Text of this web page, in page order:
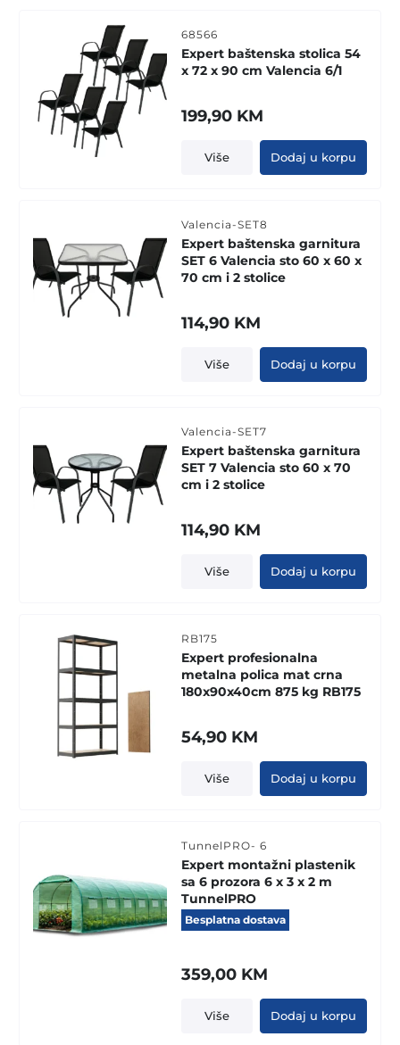
68566
Expert baštenska stolica 54
x 72 x 90 cm Valencia 6/1
199,90 KM
Više Dodaj u korpu
Valencia-SET8
Expert baštenska garnitura
SET 6 Valencia sto 60 x 60 x
70 cm i 2 stolice
114,90 KM
Više Dodaj u korpu
Valencia-SET7
Expert baštenska garnitura
SET 7 Valencia sto 60 x 70
cm i 2 stolice
114,90 KM
Više Dodaj u korpu
RB175
Expert profesionalna
metalna polica mat crna
180x90x40cm 875 kg RB175
54,90 KM
Više Dodaj u korpu
TunnelPRO- 6
Expert montažni plastenik
sa 6 prozora 6 x 3 x 2 m
TunnelPRO
Besplatna dostava
359,00 KM
Više Dodaj u korpu